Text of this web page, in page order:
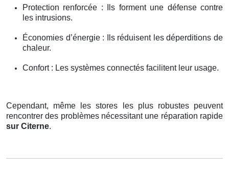
Protection renforcée : Ils forment une défense contre
les intrusions.
Économies d’énergie : Ils réduisent les déperditions de
chaleur.
Confort : Les systèmes connectés facilitent leur usage.
Cependant, même les stores les plus robustes peuvent
rencontrer des problèmes nécessitant une réparation rapide
sur Citerne.